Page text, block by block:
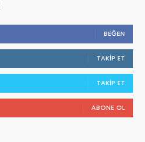
BEĞEN
TAKIP ET
TAKIP ET
ABONE OL